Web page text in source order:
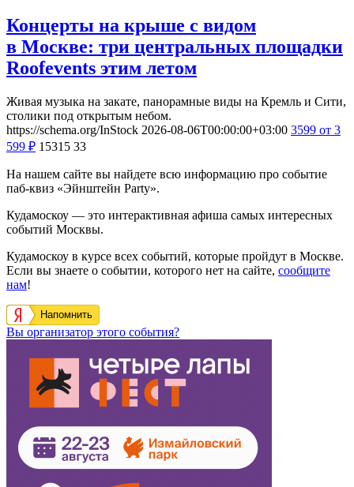
Концерты на крыше с видом
в Москве: три центральных площадки
Roofevents этим летом
Живая музыка на закате, панорамные виды на Кремль и Сити,
столики под открытым небом.
https://schema.org/InStock 2026-08-06T00:00:00+03:00 3599 от 3
599 ₽ 15315 33
На нашем сайте вы найдете всю информацию про событие
паб-квиз «Эйнштейн Party».
Кудамоскоу — это интерактивная афиша самых интересных
событий Москвы.
Кудамоскоу в курсе всех событий, которые пройдут в Москве.
Если вы знаете о событии, которого нет на сайте, сообщите
нам!
Напомнить
Вы организатор этого события?